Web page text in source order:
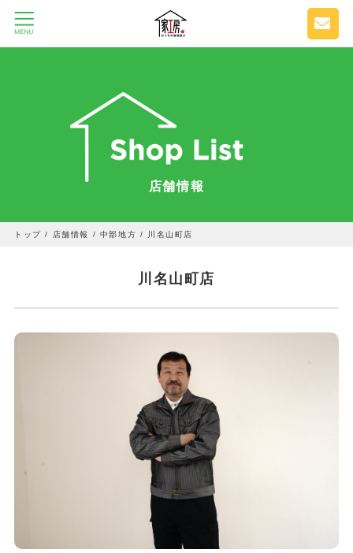
店舗情報
トップ / 店舗情報 / 中部地方 / 川名山町店
川名山町店